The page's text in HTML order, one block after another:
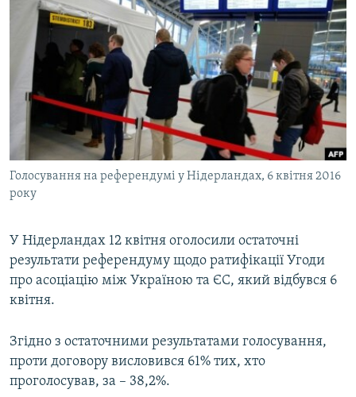
ВСЕ ЗА ДЕНЬ
СПЕЦПРОЕКТИ
ДЕПОРТАЦІЯ
ВІДЕОУРОКИ «ELIFBE»
СВІДЧЕННЯ ОКУПАЦІЇ
УКРАЇНСЬКА ПРОБЛЕМА КРИМУ
ІНФОГРАФІКА
ЯК ОБІЙТИ БЛОКУВАННЯ
Русский
Qırımtatar
ДОЛУЧАЙСЯ!
Усі сайти RFE/RL
Голосування на референдумі у Нідерландах, 6 квітня 2016
року
У Нідерландах 12 квітня оголосили остаточні
результати референдуму щодо ратифікації Угоди
про асоціацію між Україною та ЄС, який відбувся 6
квітня.
Згідно з остаточними результатами голосування,
проти договору висловився 61% тих, хто
проголосував, за – 38,2%.